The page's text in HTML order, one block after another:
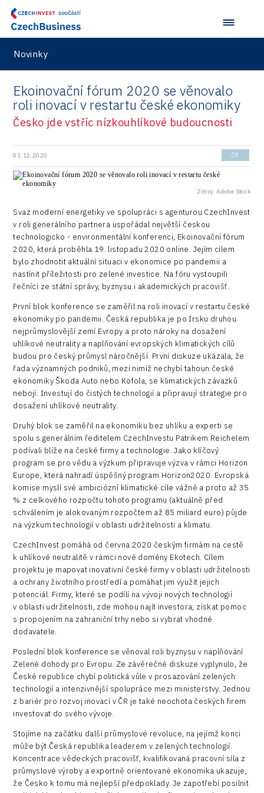
R&D
Security
Vehicles
Novinky
Ekoinovační fórum 2020 se věnovalo
roli inovací v restartu české ekonomiky
Česko jde vstříc nízkouhlíkové budoucnosti
01.12.2020 ČR
Zdroj: Adobe Stock
Svaz moderní energetiky ve spolupráci s agenturou CzechInvest
v roli generálního partnera uspořádal největší českou
technologicko - environmentální konferenci, Ekoinovační fórum
2020, která proběhla 19. listopadu 2020 online. Jejím cílem
bylo zhodnotit aktuální situaci v ekonomice po pandemii a
nastínit příležitosti pro zelené investice. Na fóru vystoupili
řečníci ze státní správy, byznysu i akademických pracovišť.
První blok konference se zaměřil na roli inovací v restartu české
ekonomiky po pandemii. Česká republika je po Irsku druhou
nejprůmyslovější zemí Evropy a proto nároky na dosažení
uhlíkové neutrality a naplňování evropských klimatických cílů
budou pro český průmysl náročnější. První diskuze ukázala, že
řada významných podniků, mezi nimiž nechybí tahoun české
ekonomiky Škoda Auto nebo Kofola, se klimatických závazků
nebojí. Investují do čistých technologií a připravují strategie pro
dosažení uhlíkové neutrality.
Druhý blok se zaměřil na ekonomiku bez uhlíku a experti se
spolu s generálním ředitelem CzechInvestu Patrikem Reichelem
podívali blíže na české firmy a technologie. Jako klíčový
program se pro vědu a výzkum připravuje výzva v rámci Horizon
Europe, která nahradí úspěšný program Horizon2020. Evropská
komise myslí své ambiciózní klimatické cíle vážně a proto až 35
% z celkového rozpočtu tohoto programu (aktuálně před
schválením je alokovaným rozpočtem až 85 miliard euro) půjde
na výzkum technologií v oblasti udržitelnosti a klimatu.
CzechInvest pomáhá od června 2020 českým firmám na cestě
k uhlíkové neutralitě v rámci nové domény Ekotech. Cílem
projektu je mapovat inovativní české firmy v oblasti udržitelnosti
a ochrany životního prostředí a pomáhat jim využít jejich
potenciál. Firmy, které se podílí na vývoji nových technologií
v oblasti udržitelnosti, zde mohou najít investora, získat pomoc
s propojením na zahraniční trhy nebo si vybrat vhodné
dodavatele.
Poslední blok konference se věnoval roli byznysu v naplňování
Zelené dohody pro Evropu. Ze závěrečné diskuze vyplynulo, že
České republice chybí politická vůle v prosazování zelených
technologií a intenzivnější spolupráce mezi ministerstvy. Jednou
z bariér pro rozvoj inovací v ČR je také neochota českých firem
investovat do svého vývoje.
Stojíme na začátku další průmyslové revoluce, na jejímž konci
může být Česká republika leaderem v zelených technologií.
Koncentrace vědeckých pracovišť, kvalifikovaná pracovní síla z
průmyslové výroby a exportně orientované ekonomika ukazuje,
že Česko k tomu má nejlepší předpoklady. Je zapotřebí posilnit